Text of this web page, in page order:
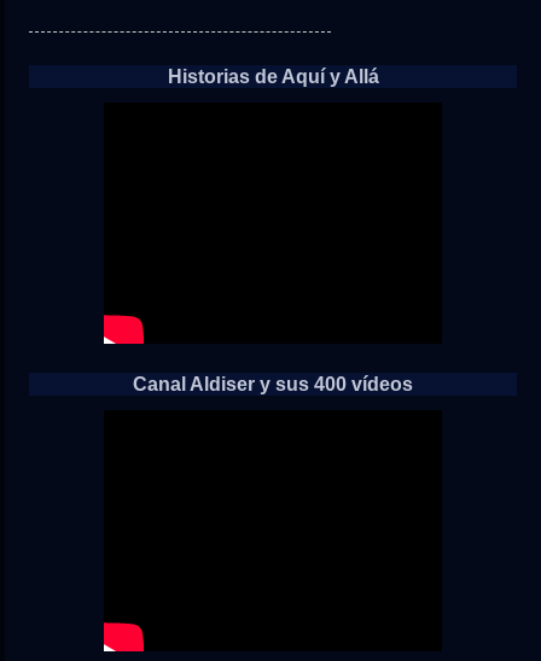
Historias de Aquí y Allá
Canal Aldiser y sus 400 vídeos